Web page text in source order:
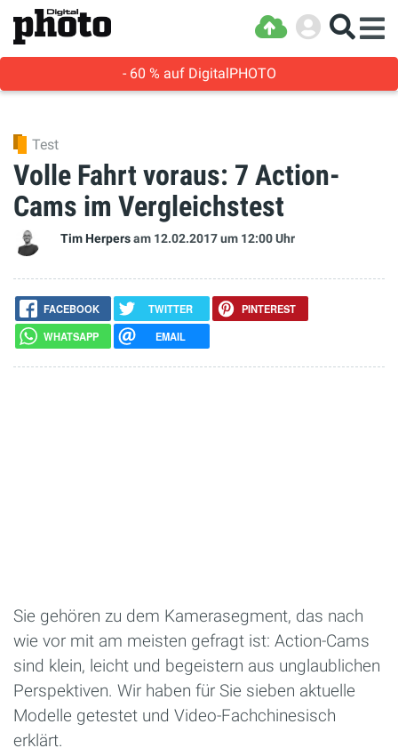
- 60 % auf DigitalPHOTO
Test
Volle Fahrt voraus: 7 Action-
Cams im Vergleichstest
Tim Herpersam 12.02.2017um 12:00 Uhr
FACEBOOK TWITTER
PINTEREST
WHATSAPP
EMAIL
Sie gehören zu dem Kamerasegment, das nach
wie vor mit am meisten gefragt ist: Action-Cams
sind klein, leicht und begeistern aus unglaublichen
Perspektiven. Wir haben für Sie sieben aktuelle
Modelle getestet und Video-Fachchinesisch
erklärt.